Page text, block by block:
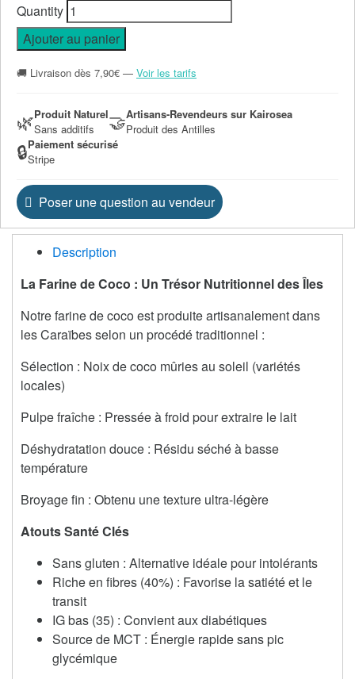
Quantity
Ajouter au panier
🚚 Livraison dès 7,90€ — Voir les tarifs
🌿Produit Naturel
Sans additifs
🤝Artisans-Revendeurs sur Kairosea
Produit des Antilles
🔒Paiement sécurisé
Stripe
Poser une question au vendeur
Description
La Farine de Coco : Un Trésor Nutritionnel des Îles
Notre farine de coco est produite artisanalement dans
les Caraïbes selon un procédé traditionnel :
Sélection : Noix de coco mûries au soleil (variétés
locales)
Pulpe fraîche : Pressée à froid pour extraire le lait
Déshydratation douce : Résidu séché à basse
température
Broyage fin : Obtenu une texture ultra-légère
Atouts Santé Clés
Sans gluten : Alternative idéale pour intolérants
Riche en fibres (40%) : Favorise la satiété et le
transit
IG bas (35) : Convient aux diabétiques
Source de MCT : Énergie rapide sans pic
glycémique